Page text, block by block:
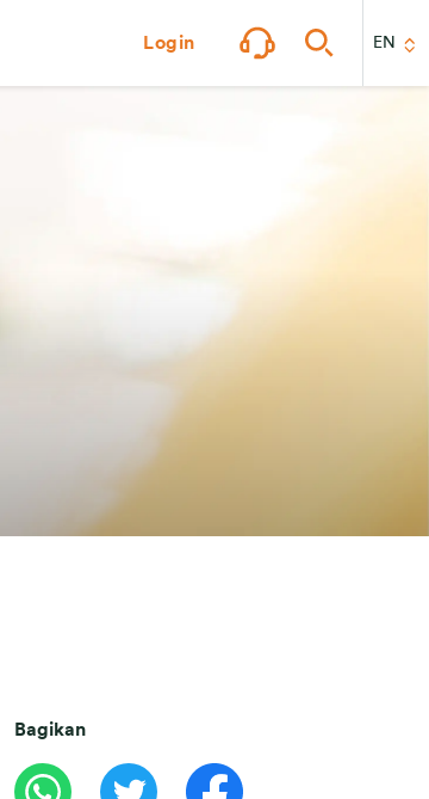
Login EN
Bagikan